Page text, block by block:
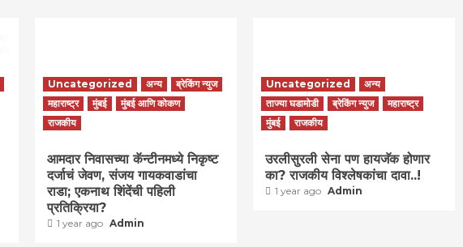
Uncategorized अन्य
ब्रेकिंग न्युज
महाराष्ट्र
मुंबई
मुंबई आणि कोकण
राजकीय
आमदार निवासच्या कॅन्टीनमध्ये निकृष्ट
दर्जाचं जेवण, संजय गायकवाडांचा
राडा; एकनाथ शिंदेंची पहिली
प्रतिक्रिया?
1 year ago Admin
Uncategorized
अन्य
ताज्या घडामोडी
ब्रेकिंग न्युज
महाराष्ट्र
मुंबई
राजकीय
उरलीसुरली सेना पण हायजॅक होणार
का? राजकीय विश्लेषकांचा दावा..!
1 year ago Admin